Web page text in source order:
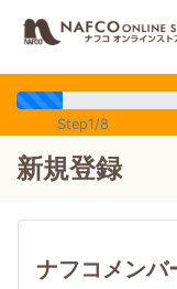
Step1/8
新規登録
ナフコメンバ